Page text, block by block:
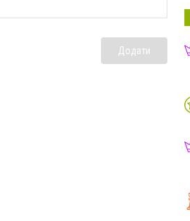
Додати